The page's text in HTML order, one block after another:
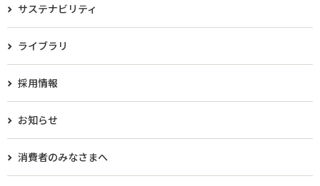
サステナビリティ
ライブラリ
採用情報
お知らせ
消費者のみなさまへ